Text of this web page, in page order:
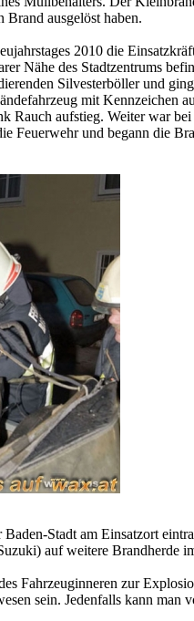
ausgelöst haben.
2010 die
Nähe des Stadtzentrums
Silvesterböller und
mit Kennzeichen
Rauch aufstieg. Weiter war
Feuerwehr und begann die
Stadt am Einsatzort
auf weitere Brandherde
Fahrzeuginneren zur
sein. Jedenfalls kann man